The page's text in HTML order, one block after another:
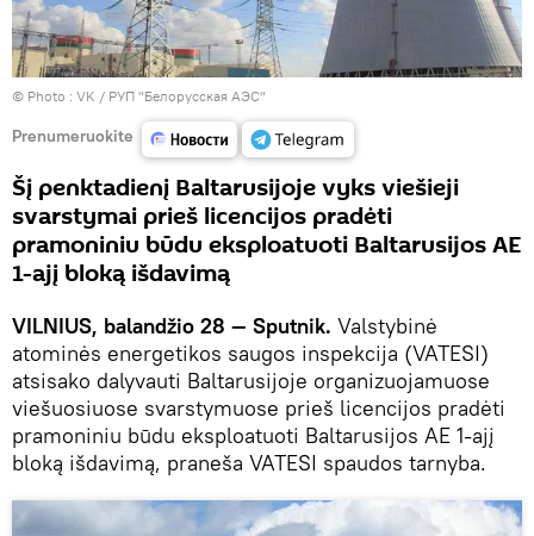
© Photo : VK / РУП "Белорусская АЭС"
Prenumeruokite
Šį penktadienį Baltarusijoje vyks viešieji
svarstymai prieš licencijos pradėti
pramoniniu būdu eksploatuoti Baltarusijos AE
1-ajį bloką išdavimą
VILNIUS, balandžio 28 — Sputnik. Valstybinė
atominės energetikos saugos inspekcija (VATESI)
atsisako dalyvauti Baltarusijoje organizuojamuose
viešuosiuose svarstymuose prieš licencijos pradėti
pramoniniu būdu eksploatuoti Baltarusijos AE 1-ajį
bloką išdavimą, praneša VATESI spaudos tarnyba.